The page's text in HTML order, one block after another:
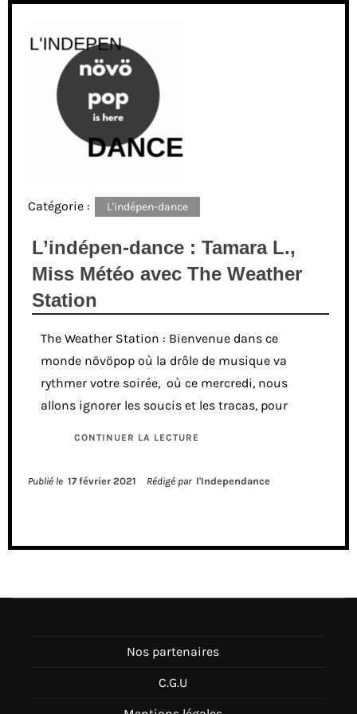
Catégorie : L'indépen-dance
L’indépen-dance : Tamara L.,
Miss Météo avec The Weather
Station
The Weather Station : Bienvenue dans ce
monde növöpop où la drôle de musique va
rythmer votre soirée, où ce mercredi, nous
allons ignorer les soucis et les tracas, pour
CONTINUER LA LECTURE
Publié le 17 février 2021 Rédigé par l'Independance
Nos partenaires
C.G.U